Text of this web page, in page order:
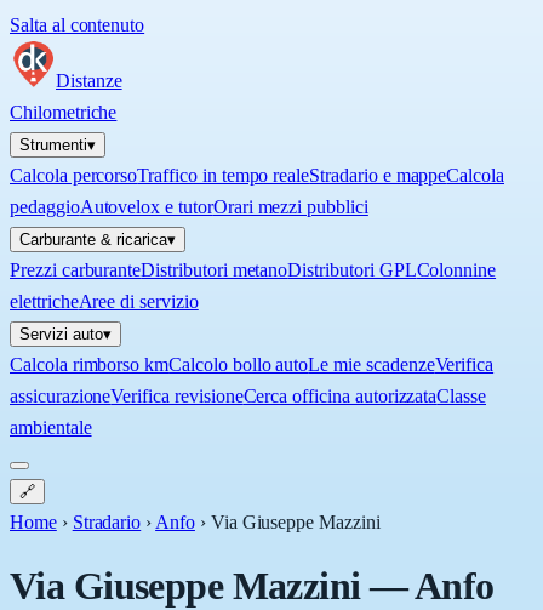
Salta al contenuto
Distanze
Chilometriche
Strumenti▾
Calcola percorsoTraffico in tempo realeStradario e mappeCalcola
pedaggioAutovelox e tutorOrari mezzi pubblici
Carburante & ricarica▾
Prezzi carburanteDistributori metanoDistributori GPLColonnine
elettricheAree di servizio
Servizi auto▾
Calcola rimborso kmCalcolo bollo autoLe mie scadenzeVerifica
assicurazioneVerifica revisioneCerca officina autorizzataClasse
ambientale
🔗
Home › Stradario › Anfo › Via Giuseppe Mazzini
Via Giuseppe Mazzini—Anfo